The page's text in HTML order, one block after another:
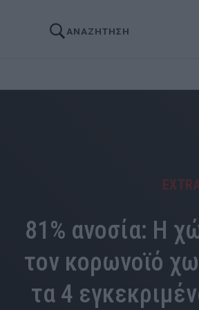
ΑΝΑΖΗΤΗΣΗ
81% ανοσία: Η
τον κορωνοϊό
τα 4